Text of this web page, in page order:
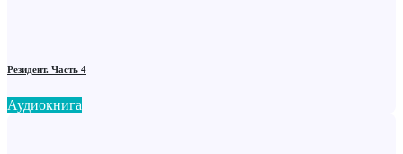
Резидент. Часть 4
Аудиокнига